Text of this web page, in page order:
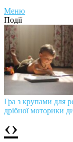
Меню
Події
Гра з крупами для
дрібної моторики
‹›